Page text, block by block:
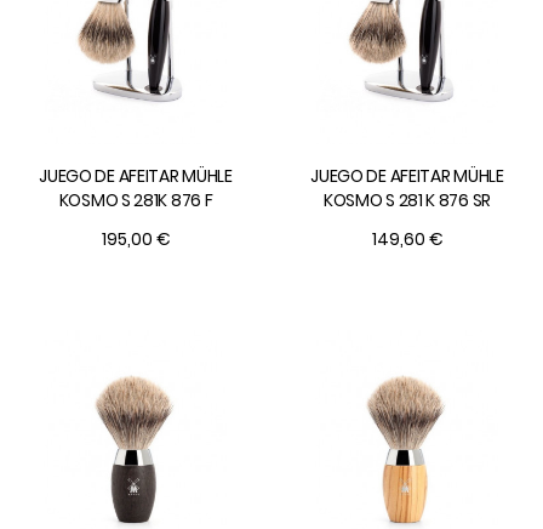
JUEGO DE AFEITAR MÜHLE
KOSMO S 281K 876 F
195,00 €
JUEGO DE AFEITAR MÜHLE
KOSMO S 281 K 876 SR
149,60 €